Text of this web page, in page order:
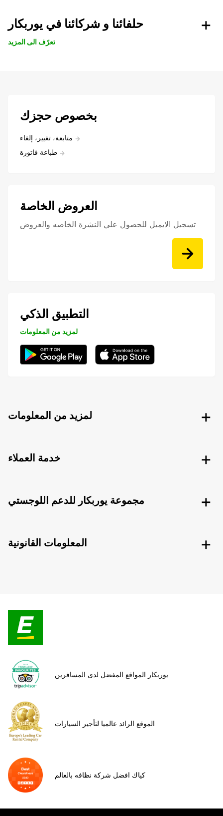
حلفائنا و شركائنا في يوربكار
تعرّف الى المزيد
بخصوص حجزك
متابعة، تغيير، إلغاء
طباعة فاتورة
العروض الخاصة
تسجيل الايميل للحصول علي النشرة الخاصه والعروض
التطبيق الذكي
لمزيد من المعلومات
لمزيد من المعلومات
خدمة العملاء
مجموعة يوربكار للدعم اللوجستي
المعلومات القانونية
يوربكار المواقع المفضل لدى المسافرين
الموقع الرائد عالميا لتأجير السيارات
كياك افضل شركة نظافه بالعالم